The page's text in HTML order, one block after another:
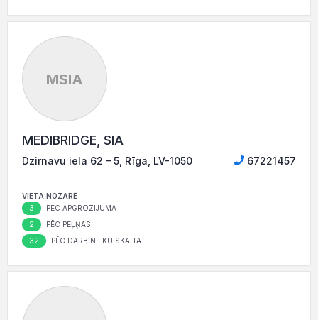
MSIA
MEDIBRIDGE, SIA
Dzirnavu iela 62 – 5, Rīga, LV-1050 67221457
VIETA NOZARĒ
3 PĒC APGROZĪJUMA
2 PĒC PEĻŅAS
32 PĒC DARBINIEKU SKAITA